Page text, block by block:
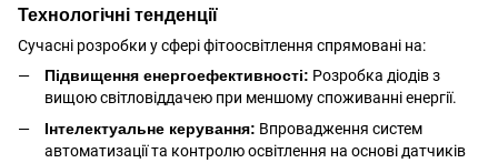
Технологічні тенденції
Сучасні розробки у сфері фітоосвітлення спрямовані на:
Підвищення енергоефективності: Розробка діодів з
вищою світловіддачею при меншому споживанні енергії.
Інтелектуальне керування: Впровадження систем
автоматизації та контролю освітлення на основі датчиків